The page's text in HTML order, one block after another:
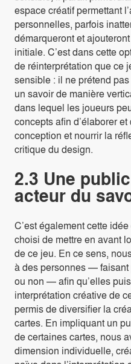
espace créatif permettant
personnelles, parfois
démarqueront et
initiale. C’est dans cette
de réinterprétation que ce
sensible : il ne prétend
un savoir de manière
dans lequel les joueurs
concepts afin d’élaborer
conception et nourrir la
critique du design.
2.3 Une
acteur du
C’est également cette
choisi de mettre en avant
de ce jeu. En ce sens,
à des personnes —
ou non — afin qu’elles
interprétation créative de
permis de diversifier la
cartes. En impliquant un
de certaines cartes, nous
dimension individuelle,